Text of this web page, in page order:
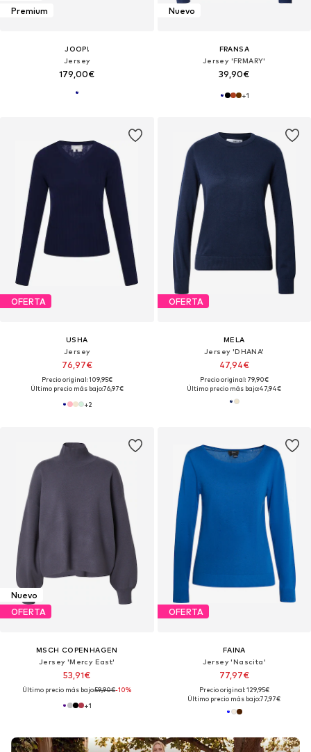
Premium
JOOP!
Jersey
179,00€
Nuevo
FRANSA
Jersey 'FRMARY'
39,90€
+1
OFERTA
USHA
Jersey
76,97€
Precio original: 109,95€
Último precio más bajo:76,97€
+2
OFERTA
MELA
Jersey 'DHANA'
47,94€
Precio original: 79,90€
Último precio más bajo:47,94€
Nuevo
OFERTA
MSCH COPENHAGEN
Jersey 'Mercy East'
53,91€
Último precio más bajo:59,90€-10%
+1
OFERTA
FAINA
Jersey 'Nascita'
77,97€
Precio original: 129,95€
Último precio más bajo:77,97€